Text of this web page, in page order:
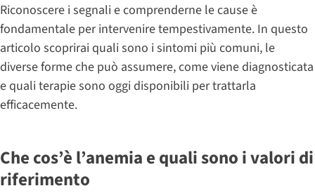
Riconoscere i segnali e comprenderne le cause è
fondamentale per intervenire tempestivamente. In questo
articolo scoprirai quali sono i sintomi più comuni, le
diverse forme che può assumere, come viene diagnosticata
e quali terapie sono oggi disponibili per trattarla
efficacemente.
Che cos’è l’anemia e quali sono i valori di
riferimento